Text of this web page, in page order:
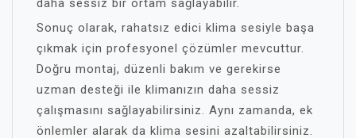
daha sessiz bir ortam sağlayabilir.
Sonuç olarak, rahatsız edici klima sesiyle başa
çıkmak için profesyonel çözümler mevcuttur.
Doğru montaj, düzenli bakım ve gerekirse
uzman desteği ile klimanızın daha sessiz
çalışmasını sağlayabilirsiniz. Aynı zamanda, ek
önlemler alarak da klima sesini azaltabilirsiniz.